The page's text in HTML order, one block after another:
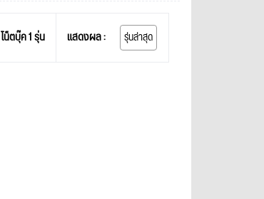
โน็ตบุ๊ค 1 รุ่น แสดงผล : รุ่นล่าสุด